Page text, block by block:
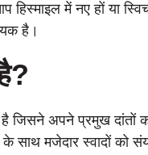
हिस्माइल में नए हों या
है।
जिसने अपने प्रमुख दांतों
साथ मजेदार स्वादों को